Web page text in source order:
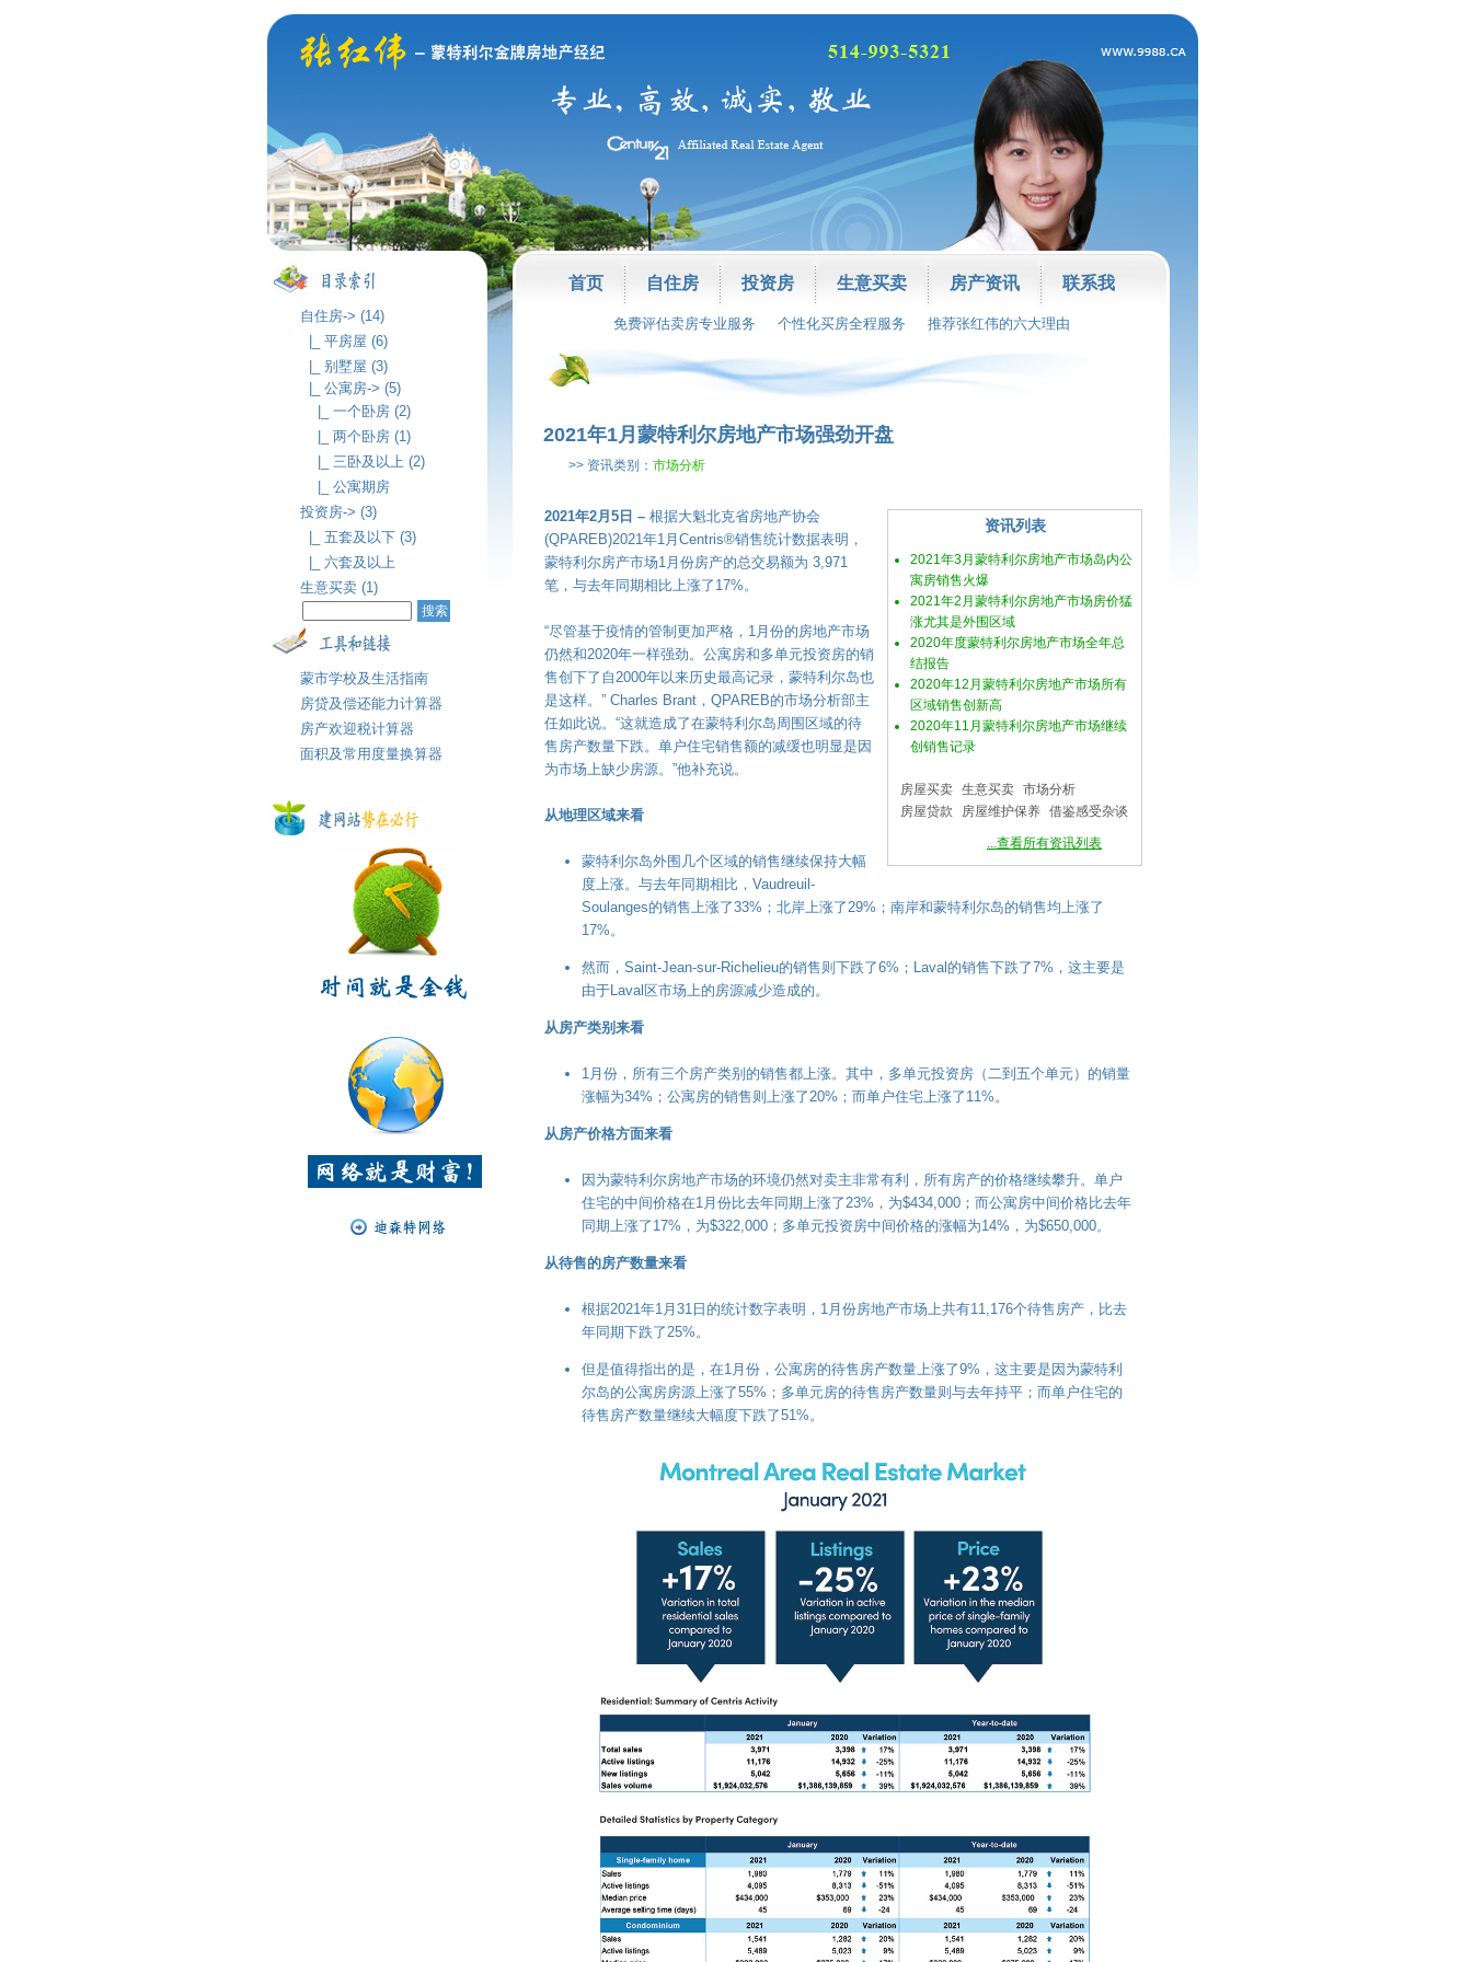
自住房-> (14)
|_ 平房屋 (6)
|_ 别墅屋 (3)
|_ 公寓房-> (5)
|_ 一个卧房 (2)
|_ 两个卧房 (1)
|_ 三卧及以上 (2)
|_ 公寓期房
投资房-> (3)
|_ 五套及以下 (3)
|_ 六套及以上
生意买卖 (1)
蒙市学校及生活指南
房贷及偿还能力计算器
房产欢迎税计算器
面积及常用度量换算器
首页 自住房 投资房 生意买卖 房产资讯 联系我
免费评估卖房专业服务 个性化买房全程服务 推荐张红伟的六大理由
2021年1月蒙特利尔房地产市场强劲开盘
>> 资讯类别： 市场分析
资讯列表
2021年3月蒙特利尔房地产市场岛内公
寓房销售火爆
2021年2月蒙特利尔房地产市场房价猛
涨尤其是外围区域
2020年度蒙特利尔房地产市场全年总
结报告
2020年12月蒙特利尔房地产市场所有
区域销售创新高
2020年11月蒙特利尔房地产市场继续
创销售记录
房屋买卖 生意买卖 市场分析
房屋贷款
房屋维护保养 借鉴感受杂谈
...查看所有资讯列表
2021年2月5日 – 根据大魁北克省房地产协会
(QPAREB)2021年1月Centris®销售统计数据表明，
蒙特利尔房产市场1月份房产的总交易额为 3,971
笔，与去年同期相比上涨了17%。
“尽管基于疫情的管制更加严格，1月份的房地产市场
仍然和2020年一样强劲。公寓房和多单元投资房的销
售创下了自2000年以来历史最高记录，蒙特利尔岛也
是这样。” Charles Brant，QPAREB的市场分析部主
任如此说。“这就造成了在蒙特利尔岛周围区域的待
售房产数量下跌。单户住宅销售额的减缓也明显是因
为市场上缺少房源。”他补充说。
从地理区域来看
蒙特利尔岛外围几个区域的销售继续保持大幅
度上涨。与去年同期相比，Vaudreuil-
Soulanges的销售上涨了33%；北岸上涨了29%；南岸和蒙特利尔岛的销售均上涨了
17%。
然而，Saint-Jean-sur-Richelieu的销售则下跌了6%；Laval的销售下跌了7%，这主要是
由于Laval区市场上的房源减少造成的。
从房产类别来看
1月份，所有三个房产类别的销售都上涨。其中，多单元投资房（二到五个单元）的销量
涨幅为34%；公寓房的销售则上涨了20%；而单户住宅上涨了11%。
从房产价格方面来看
因为蒙特利尔房地产市场的环境仍然对卖主非常有利，所有房产的价格继续攀升。单户
住宅的中间价格在1月份比去年同期上涨了23%，为$434,000；而公寓房中间价格比去年
同期上涨了17%，为$322,000；多单元投资房中间价格的涨幅为14%，为$650,000。
从待售的房产数量来看
根据2021年1月31日的统计数字表明，1月份房地产市场上共有11,176个待售房产，比去
年同期下跌了25%。
但是值得指出的是，在1月份，公寓房的待售房产数量上涨了9%，这主要是因为蒙特利
尔岛的公寓房房源上涨了55%；多单元房的待售房产数量则与去年持平；而单户住宅的
待售房产数量继续大幅度下跌了51%。